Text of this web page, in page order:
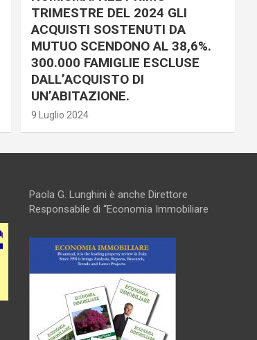
TRIMESTRE DEL 2024 GLI
ACQUISTI SOSTENUTI DA
MUTUO SCENDONO AL 38,6%.
300.000 FAMIGLIE ESCLUSE
DALL’ACQUISTO DI
UN’ABITAZIONE.
9 Luglio 2024
Paola G. Lunghini è anche Direttore
Responsabile di “Economia Immobiliare